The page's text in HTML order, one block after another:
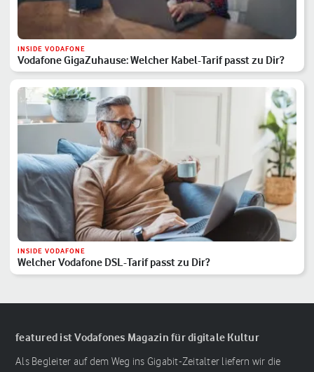
INSIDE VODAFONE
Vodafone GigaZuhause: Welcher Kabel-Tarif passt zu Dir?
INSIDE VODAFONE
Welcher Vodafone DSL-Tarif passt zu Dir?
featured ist Vodafones Magazin für digitale Kultur
Als Begleiter auf dem Weg ins Gigabit-Zeitalter liefern wir die